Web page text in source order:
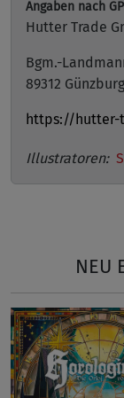
Angaben nach
Hutter Trade
Bgm.-
89312 Günzburg
https://hutter-
Illustratoren:
NEU